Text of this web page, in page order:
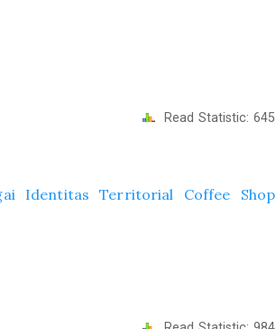
Read Statistic: 645
Identitas Territorial Coffee Shop